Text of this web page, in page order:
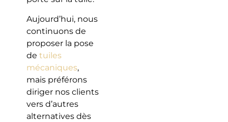
Aujourd’hui, nous
continuons de
proposer la pose
de tuiles
mécaniques,
mais préférons
diriger nos clients
vers d’autres
alternatives dès